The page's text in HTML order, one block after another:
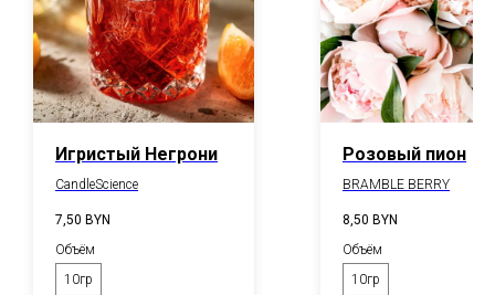
Игристый Негрони
CandleScience
7,50 BYN
Объём
10гр
Розовый пион
BRAMBLE BERRY
8,50 BYN
Объём
10гр